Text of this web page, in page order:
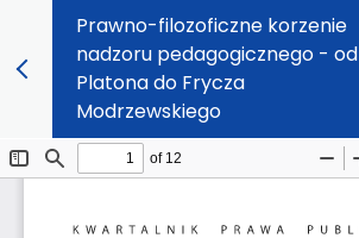
Prawno-filozoficzne korzenie
nadzoru pedagogicznego - od
Platona do Frycza
Modrzewskiego